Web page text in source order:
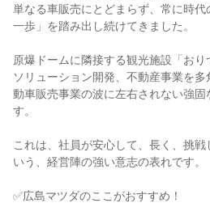
単なる車販売にとどまらず、常に時
一歩」を踏み出し続けてきました。
原爆ドームに隣接する観光施設「お
ソリューション開発、不動産事業を
動車販売事業の波に左右されない強固
す。
これは、社員が安心して、長く、挑
いう、経営陣の強い意志の表れです。
✅広島マツダのここがおすすめ！